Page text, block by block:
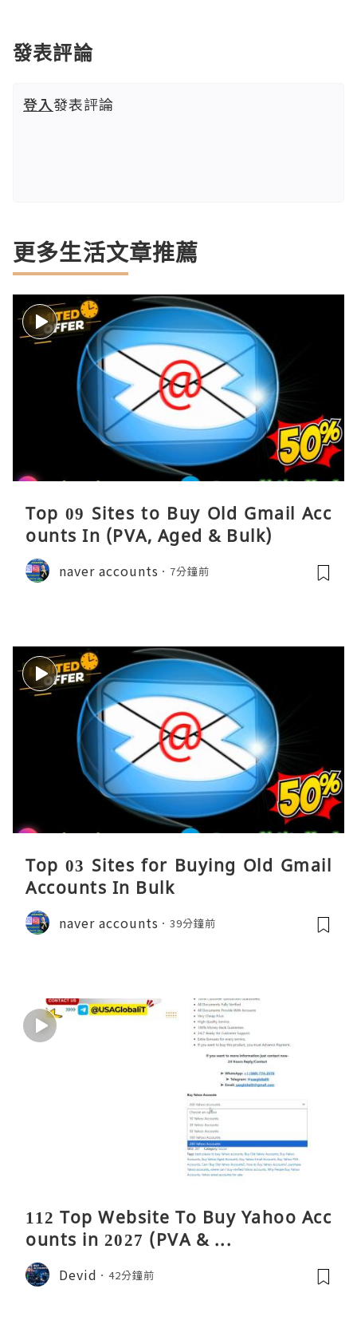
發表評論
登入發表評論
更多生活文章推薦
Top 09 Sites to Buy Old Gmail Acc
ounts In (PVA, Aged & Bulk)
naver accounts 7分鐘前
Top 03 Sites for Buying Old Gmail
Accounts In Bulk
naver accounts 39分鐘前
112 Top Website To Buy Yahoo Acc
ounts in 2027 (PVA & ...
Devid 42分鐘前